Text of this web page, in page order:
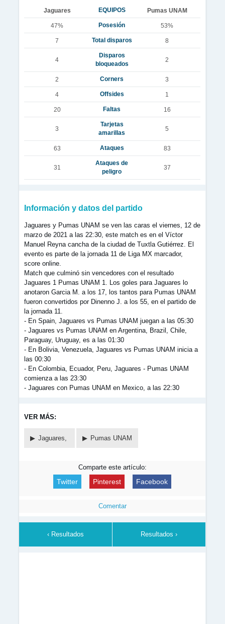
Jaguares EQUIPOS Pumas UNAM
47% Posesión 53%
7 Total disparos 8
4
Disparos
bloqueados
2
2 Corners 3
4 Offsides 1
20 Faltas 16
3
Tarjetas
amarillas
5
63 Ataques 83
31
Ataques de
peligro
37
Información y datos del partido
Jaguares y Pumas UNAM se ven las caras el viernes, 12 de
marzo de 2021 a las 22:30, este match es en el Víctor
Manuel Reyna cancha de la ciudad de Tuxtla Gutiérrez. El
evento es parte de la jornada 11 de Liga MX marcador,
score online.
Match que culminó sin vencedores con el resultado
Jaguares 1 Pumas UNAM 1. Los goles para Jaguares lo
anotaron Garcia M. a los 17, los tantos para Pumas UNAM
fueron convertidos por Dinenno J. a los 55, en el partido de
la jornada 11.
- En Spain, Jaguares vs Pumas UNAM juegan a las 05:30
- Jaguares vs Pumas UNAM en Argentina, Brazil, Chile,
Paraguay, Uruguay, es a las 01:30
- En Bolivia, Venezuela, Jaguares vs Pumas UNAM inicia a
las 00:30
- En Colombia, Ecuador, Peru, Jaguares - Pumas UNAM
comienza a las 23:30
- Jaguares con Pumas UNAM en Mexico, a las 22:30
VER MÁS:
Jaguares, Pumas UNAM
Comparte este artículo:
Twitter Pinterest Facebook
Comentar
‹ Resultados Resultados ›